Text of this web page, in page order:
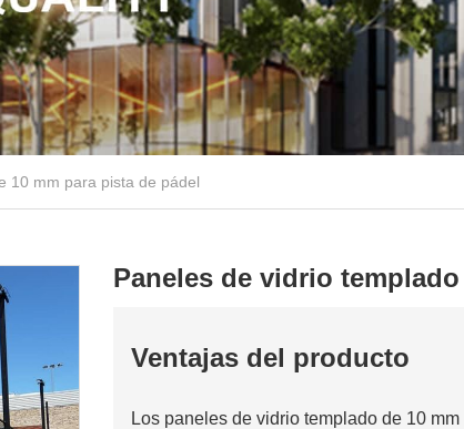
10 mm para pista de pádel
Paneles de vidrio
Ventajas del producto
Los paneles de vidrio templado de 10